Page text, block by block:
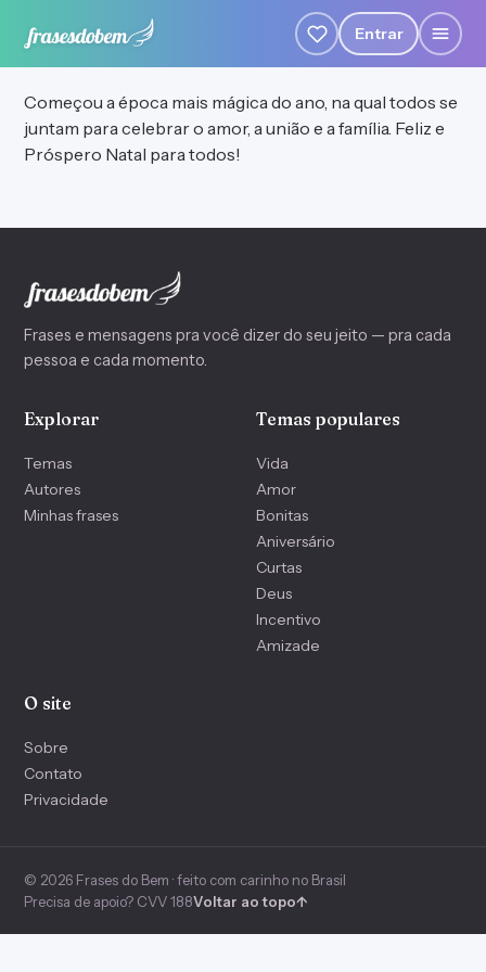
Entrar
Começou a época mais mágica do ano, na qual todos se
juntam para celebrar o amor, a união e a família. Feliz e
Próspero Natal para todos!
Frases e mensagens pra você dizer do seu jeito — pra cada
pessoa e cada momento.
Explorar
Temas
Autores
Minhas frases
Temas populares
Vida
Amor
Bonitas
Aniversário
Curtas
Deus
Incentivo
Amizade
O site
Sobre
Contato
Privacidade
© 2026 Frases do Bem · feito com carinho no Brasil
Precisa de apoio? CVV 188Voltar ao topo↑